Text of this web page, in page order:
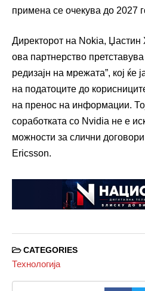
примена се очекува до 2027
Директорот на Nokia, Џастин
ова партнерство
редизајн на мрежата”, кој ќе
на податоците до
на пренос на информации.
соработката со Nvidia не е
можности за слични
Ericsson.
CATEGORIES
Технологија